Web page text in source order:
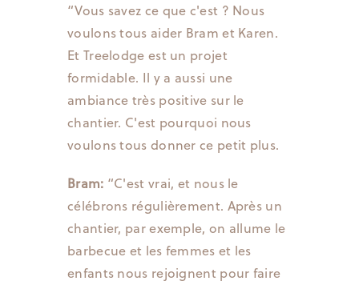
“Vous savez ce que c'est ? Nous
voulons tous aider Bram et Karen.
Et Treelodge est un projet
formidable. Il y a aussi une
ambiance très positive sur le
chantier. C'est pourquoi nous
voulons tous donner ce petit plus.
Bram: “C'est vrai, et nous le
célébrons régulièrement. Après un
chantier, par exemple, on allume le
barbecue et les femmes et les
enfants nous rejoignent pour faire